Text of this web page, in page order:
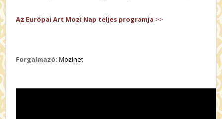
Az Európai Art Mozi Nap teljes programja >>
Forgalmazó: Mozinet